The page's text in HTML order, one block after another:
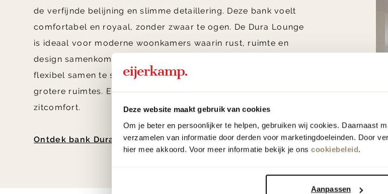
Deze website maakt gebruik van cookies
Om je beter en persoonlijker te helpen, gebruiken wij cookies. Daarnaast
verzamelen van informatie door derden voor marketingdoeleinden. Door
hier mee akkoord. Voor meer informatie bekijk je ons cookiebeleid.
Aanpassen
de verfijnde belijning en slimme detaillering. Deze bank voelt
comfortabel en royaal, zonder zwaar te ogen. De Dura Lounge
is ideaal voor moderne woonkamers waarin rust, ruimte en
design samenkomen. Door de modulaire opbouw is de bank
flexibel samen te stellen en geschikt voor zowel compacte als
grotere ruimtes. Een echte eyecatcher met een hoog
zitcomfort.
Ontdek bank Dura Lounge van EYYE!